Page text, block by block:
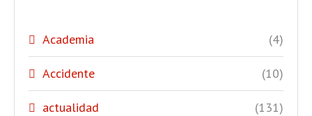
Academia (4)
Accidente (10)
actualidad (131)